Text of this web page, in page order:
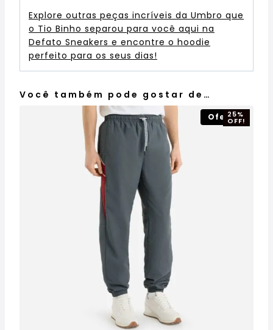
Explore outras peças incríveis da Umbro que
o Tio Binho separou para você aqui na
Defato Sneakers e encontre o hoodie
perfeito para os seus dias!
Você também pode gostar de…
Oferta!
25%
OFF!